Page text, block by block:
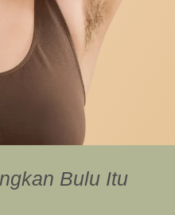
Bulu Itu